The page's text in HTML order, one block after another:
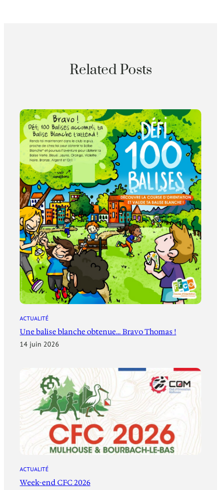
Related Posts
ACTUALITÉ
Une balise blanche obtenue… Bravo Thomas !
14 juin 2026
ACTUALITÉ
Week-end CFC 2026